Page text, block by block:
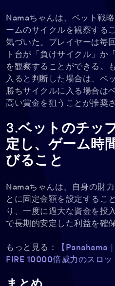
Namaちゃんは、ベット戦
ームのサイクルを観察する
気づいた。プレイヤーは毎
ト台が「負けサイクル」か
を観察することができる。
入ると判断した場合は、ベ
勝ちサイクルに入る場合は
高い賞金を狙うことが推奨
3.ベットのチッ
定し、ゲーム時
びること
Namaちゃんは、自身の財
とに固定金額を設定するこ
り、一度に過大な資金を投
で長期的安定した利益を確
もっと見る：
【Panahama
FIRE 10000倍威力のスロッ